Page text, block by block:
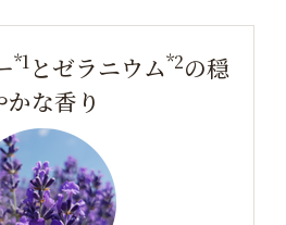
*1とゼラニウム*2の穏
かな香り